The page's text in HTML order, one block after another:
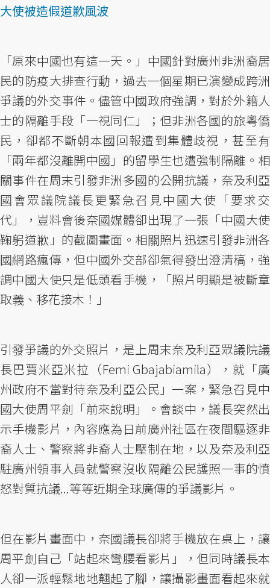
大使被造假道歉風波
「原來中國也有這一天。」中國針對廣州非洲裔居
民的防疫大排查行動，過去一個星期已演變成跨洲
爭議的外交事件。儘管中國政府強調，對於外籍人
士的隔離手段「一視同仁」；但非洲各國的旅粵僑
民，卻都不斷朝本國回報遭到集體歧視，甚至有
「兩年都沒離開中國」的留學生也遭強制隔離。相
關事件在周末引發非洲多國的公開抗議，奈及利亞
國會眾議院議長更緊急召見中國大使「要求交
代」，豈料會後奈國媒體卻出現了一張「中國大使
鞠躬道歉」的截圖畫面。相關照片迅速引發非洲各
國網路瘋傳，但中國外交部卻氣得發出澄清稿，強
調中國大使只是低頭看手機，「照片明顯是被斷章
取義、移花接木！」
引發爭議的外交照片，是上周末奈及利亞眾議院議
長巴賈米亞米拉（Femi Gbajabiamila），就「廣
州政府不當對待奈及利亞公民」一案，緊急召見中
國大使周平劍「前來說明」。會談中，議長突然出
示手機影片，內容應為日前廣州社區在夜間驅逐非
裔人士、警察將非裔人士壓制在地，以及奈及利亞
駐廣州領事人員就警察沒收隔離公民護照一事的憤
怒對質抗議...等等近期全球廣傳的爭議影片。
但在影片畫面中，奈國議長卻將手機放在桌上，讓
周平劍自己「站起來彎腰看影片」，但同時議長本
人卻一派輕鬆地地翹起了腳，讓攝影畫面看起來就